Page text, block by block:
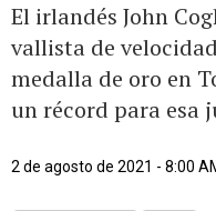
El irlandés John
vallista de
medalla de oro en
un récord para esa
2 de agosto de 2021 - 8:00